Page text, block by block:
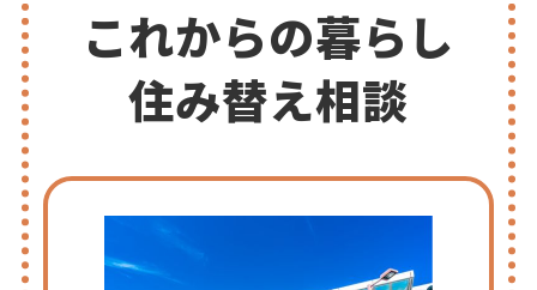
これからの暮らし
住み替え相談